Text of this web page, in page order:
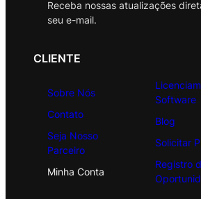
Receba nossas atualizações
seu e-mail.
CLIENTE
Sobre Nós
Contato
Seja Nosso
Parceiro
Minha Conta
Software
Blog
Solicitar
Registro